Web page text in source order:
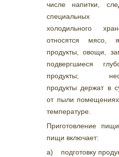
числе напитки,
специальных
холодильного
относятся мясо,
продукты, овощи,
подвергшиеся
продукты;
продукты держат в
от пыли
температуре.
Приготовление
пищи включает:
а) подготовку